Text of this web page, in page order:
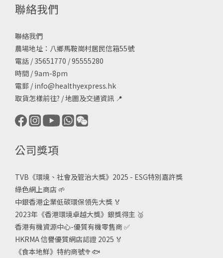
聯絡我們
聯絡我們
農場地址：八鄉馬鞍崗村居民信箱55號
電話 / 35651770 / 95555280
時間 / 9am-8pm
電郵 / info@healthyexpress.hk
取貨怎樣前往? /地圖及交通資訊 📍
公司獎項
TVB《環境、社會及管治大獎》2025 - ESG特別嘉許獎
綠色網上商店 🌱
中銀香港企業低碳環保領先大獎 🏅
2023年《香港環境卓越大獎》銀獎得主 🥈
香港有機資源中心-優質有機零售商✅
HKRMA 信譽優質網店認證 2025 🏅
《食本地鮮》特約商號🥦🐟